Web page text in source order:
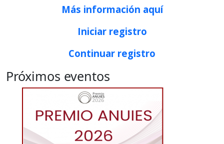
Más información aquí
Iniciar registro
Continuar registro
Próximos eventos